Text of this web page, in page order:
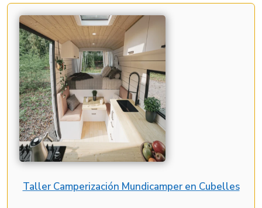
Taller Camperización Mundicamper en Cubelles